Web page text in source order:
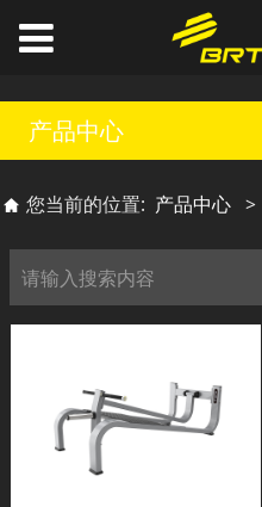
产品中心
您当前的位置: 产品中心 >